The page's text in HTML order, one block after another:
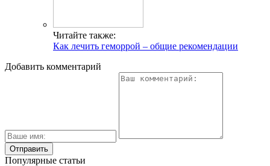
Читайте также:
Как лечить геморрой – общие рекомендации
Добавить комментарий
Популярные статьи